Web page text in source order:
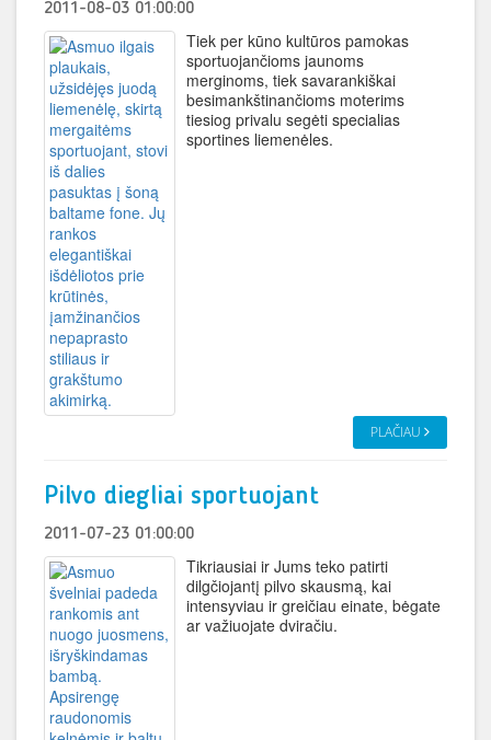
2011-08-03 01:00:00
Tiek per kūno kultūros pamokas
sportuojančioms jaunoms
merginoms, tiek savarankiškai
besimankštinančioms moterims
tiesiog privalu segėti specialias
sportines liemenėles.
PLAČIAU
Pilvo diegliai sportuojant
2011-07-23 01:00:00
Tikriausiai ir Jums teko patirti
dilgčiojantį pilvo skausmą, kai
intensyviau ir greičiau einate, bėgate
ar važiuojate dviračiu.